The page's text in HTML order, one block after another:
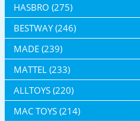
HASBRO (275)
BESTWAY (246)
MADE (239)
MATTEL (233)
ALLTOYS (220)
MAC TOYS (214)